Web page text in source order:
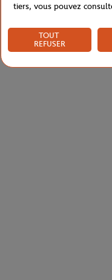
tiers, vous pouvez
TOUT
REFUSER